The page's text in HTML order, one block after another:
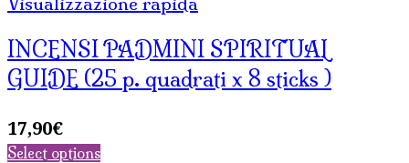
INCENSI PADMINI SPIRITUAL
GUIDE (25 p. quadrati x 8 sticks )
17,90€
Select options